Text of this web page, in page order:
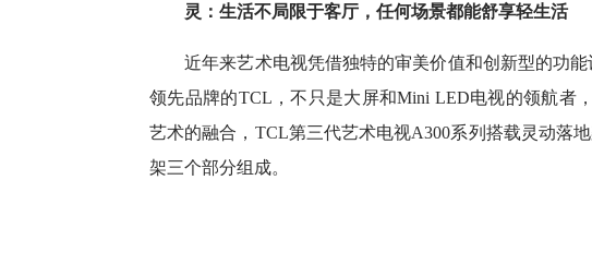
灵：生活不局限于客厅，任何场景都能舒享轻生活
近年来艺术电视凭借独特的审美价值和创新型的功能
领先品牌的TCL，不只是大屏和Mini LED电视的领航者
艺术的融合，TCL第三代艺术电视A300系列搭载灵动落
架三个部分组成。